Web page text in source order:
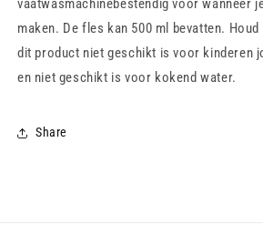
vaatwasmachinebestendig voor wanneer
maken. De fles kan 500 ml bevatten.
dit product niet geschikt is voor kinderen
en niet geschikt is voor kokend water.
Share